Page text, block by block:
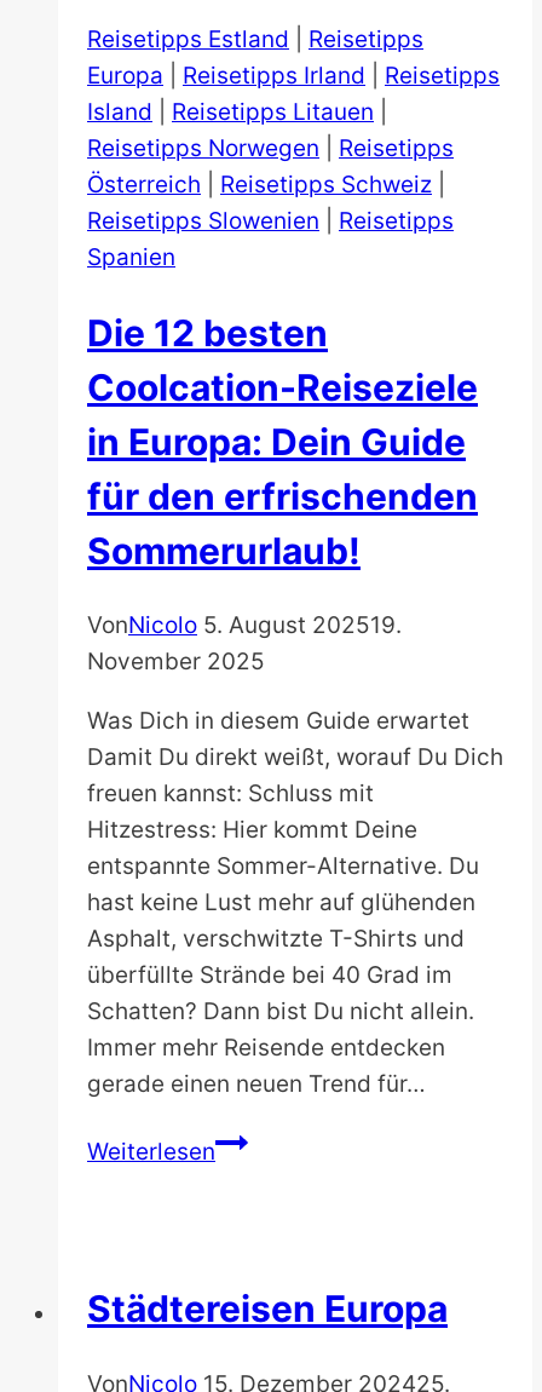
und
Gotik-
Gänsehaut
Reisetipps Estland
Reisetipps
Europa
Reisetipps Irland
Reisetipps
Island
Reisetipps Litauen
Reisetipps Norwegen
Reisetipps
Österreich
Reisetipps Schweiz
Reisetipps Slowenien
Reisetipps
Spanien
Die 12 besten
Coolcation-Reiseziele
in Europa: Dein Guide
für den erfrischenden
Sommerurlaub!
VonNicolo 5. August 202519.
November 2025
Was Dich in diesem Guide erwartet
Damit Du direkt weißt, worauf Du Dich
freuen kannst: Schluss mit
Hitzestress: Hier kommt Deine
entspannte Sommer-Alternative. Du
hast keine Lust mehr auf glühenden
Asphalt, verschwitzte T-Shirts und
überfüllte Strände bei 40 Grad im
Schatten? Dann bist Du nicht allein.
Immer mehr Reisende entdecken
gerade einen neuen Trend für…
WeiterlesenDie
Reiseziele
in
Städtereisen Europa
VonNicolo 15. Dezember 202425.